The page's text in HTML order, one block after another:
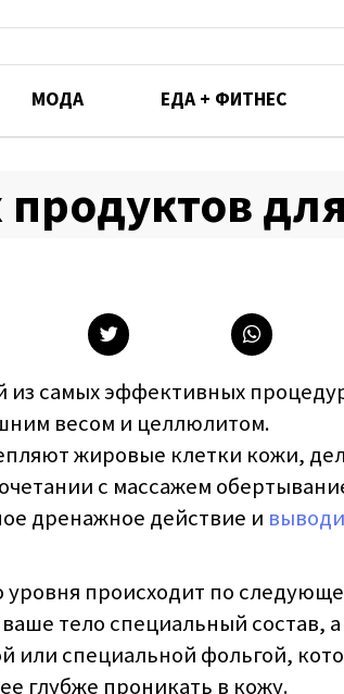
МОДА ЕДА + ФИТНЕС
из самых эффективных
весом и целлюлитом.
жировые клетки кожи,
с массажем
дренажное действие и
происходит по
тело специальный состав, а
или специальной фольгой,
глубже проникать в кожу.